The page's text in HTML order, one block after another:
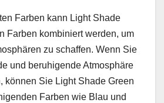
Farben kann Light Shade
Farben kombiniert werden, um
zu schaffen. Wenn Sie
und beruhigende Atmosphäre
können Sie Light Shade Green
Farben wie Blau und